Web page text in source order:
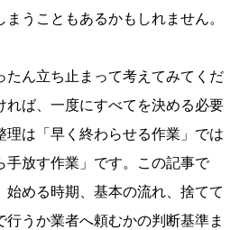
うこともあるかもしれません。
たん立ち止まって考えてみてくだ
れば、一度にすべてを決める必要
理は「早く終わらせる作業」では
手放す作業」です。この記事で
始める時期、基本の流れ、捨てて
行うか業者へ頼むかの判断基準ま